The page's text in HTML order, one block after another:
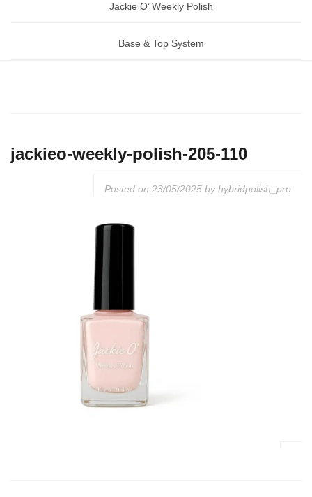
Jackie O’ Weekly Polish
Base & Top System
jackieo-weekly-polish-205-110
Posted on 23/05/2025 byhybridpolish_pro